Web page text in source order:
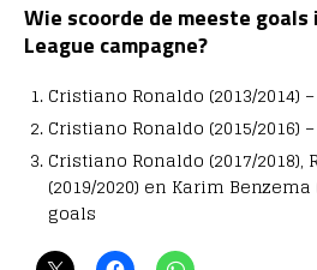
Wie scoorde de meeste goals
League campagne?
Cristiano Ronaldo (2013/2014)
Cristiano Ronaldo (2015/2016)
Cristiano Ronaldo (2017/2018),
(2019/2020) en Karim Benzema
goals